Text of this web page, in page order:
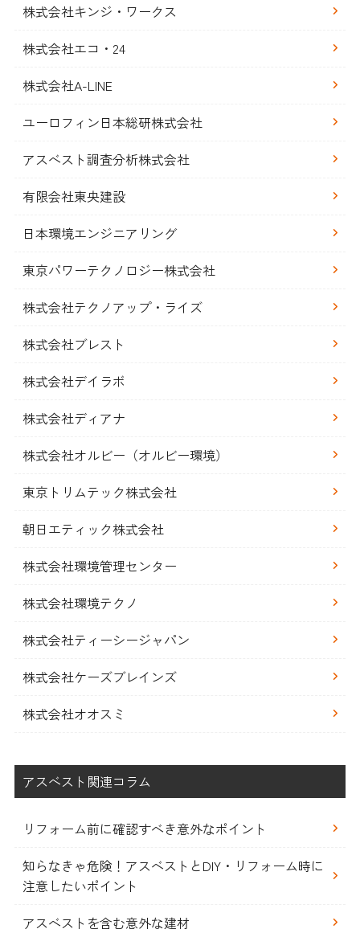
株式会社キンジ・ワークス
株式会社エコ・24
株式会社A-LINE
ユーロフィン日本総研株式会社
アスベスト調査分析株式会社
有限会社東央建設
日本環境エンジニアリング
東京パワーテクノロジー株式会社
株式会社テクノアップ・ライズ
株式会社ブレスト
株式会社デイラボ
株式会社ディアナ
株式会社オルビー（オルビー環境）
東京トリムテック株式会社
朝日エティック株式会社
株式会社環境管理センター
株式会社環境テクノ
株式会社ティーシージャパン
株式会社ケーズブレインズ
株式会社オオスミ
アスベスト関連コラム
リフォーム前に確認すべき意外なポイント
知らなきゃ危険！アスベストとDIY・リフォーム時に
注意したいポイント
アスベストを含む意外な建材